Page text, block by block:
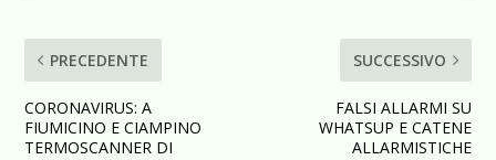
PRECEDENTE
CORONAVIRUS: A
FIUMICINO E CIAMPINO
TERMOSCANNER DI
SUCCESSIVO
FALSI ALLARMI SU
WHATSUP E CATENE
ALLARMISTICHE